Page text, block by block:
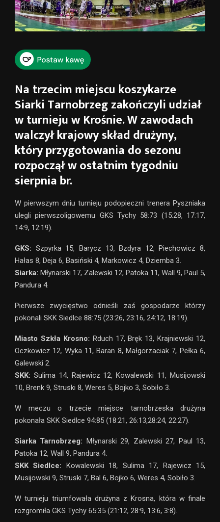
Na trzecim miejscu koszykarze
Siarki Tarnobrzeg zakończyli udział
w turnieju w Krośnie. W zawodach
walczył krajowy skład drużyny,
który przygotowania do sezonu
rozpoczął w ostatnim tygodniu
sierpnia br.
W pierwszym dniu turnieju podopieczni trenera Pyszniaka
ulegli pierwszoligowemu GKS Tychy 58:73 (15:28, 17:17,
14:9, 12:19).
GKS: Szpyrka 15, Barycz 13, Bzdyra 12, Piechowicz 8,
Hałas 8, Deja 6, Basiński 4, Markowicz 4, Dziemba 3.
Siarka: Młynarski 17, Zalewski 12, Patoka 11, Wall 9, Paul 5,
Pandura 4.
Pierwsze zwycięstwo odnieśli zaś gospodarze którzy
pokonali SKK Siedlce 88:75 (23:26, 23:16, 24:12, 18:19).
Miasto Szkła Krosno: Rduch 17, Bręk 13, Krajniewski 12,
Oczkowicz 12, Wyka 11, Baran 8, Małgorzaciak 7, Pełka 6,
Galewski 2.
SKK: Sulima 14, Rajewicz 12, Kowalewski 11, Musijowski
10, Brenk 9, Struski 8, Weres 5, Bojko 3, Sobiło 3.
W meczu o trzecie miejsce tarnobrzeska drużyna
pokonała SKK Siedlce 94:85 (18:21, 26:13,28:24, 22:27).
Siarka Tarnobrzeg: Młynarski 29, Zalewski 27, Paul 13,
Patoka 12, Wall 9, Pandura 4.
SKK Siedlce: Kowalewski 18, Sulima 17, Rajewicz 15,
Musijowski 9, Struski 7, Bal 6, Bojko 6, Weres 4, Sobiło 3.
W turnieju triumfowała drużyna z Krosna, która w finale
rozgromiła GKS Tychy 65:35 (21:12, 28:9, 13:6, 3:8).